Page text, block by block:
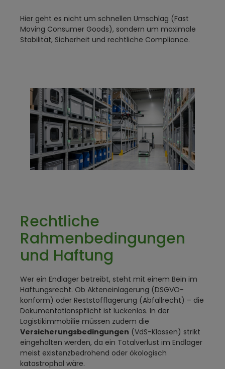
Hier geht es nicht um schnellen Umschlag (Fast
Moving Consumer Goods), sondern um maximale
Stabilität, Sicherheit und rechtliche Compliance.
Rechtliche
Rahmenbedingungen
und Haftung
Wer ein Endlager betreibt, steht mit einem Bein im
Haftungsrecht. Ob Akteneinlagerung (DSGVO-
konform) oder Reststofflagerung (Abfallrecht) – die
Dokumentationspflicht ist lückenlos. In der
Logistikimmobilie müssen zudem die
Versicherungsbedingungen (VdS-Klassen) strikt
eingehalten werden, da ein Totalverlust im Endlager
meist existenzbedrohend oder ökologisch
katastrophal wäre.